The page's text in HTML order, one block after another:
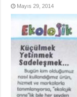
Mayıs 29, 2014